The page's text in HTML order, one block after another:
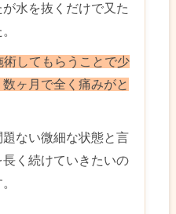
水を抜くだけで又た
してもらうことで少
ヶ月で全く痛みがと
ない微細な状態と言
く続けていきたいの